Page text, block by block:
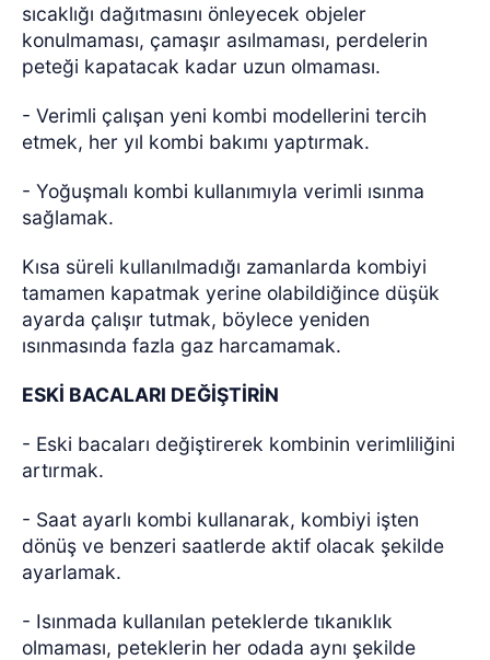
sıcaklığı dağıtmasını önleyecek objeler
konulmaması, çamaşır asılmaması, perdelerin
peteği kapatacak kadar uzun olmaması.
- Verimli çalışan yeni kombi modellerini tercih
etmek, her yıl kombi bakımı yaptırmak.
- Yoğuşmalı kombi kullanımıyla verimli ısınma
sağlamak.
Kısa süreli kullanılmadığı zamanlarda kombiyi
tamamen kapatmak yerine olabildiğince düşük
ayarda çalışır tutmak, böylece yeniden
ısınmasında fazla gaz harcamamak.
ESKİ BACALARI DEĞİŞTİRİN
- Eski bacaları değiştirerek kombinin verimliliğini
artırmak.
- Saat ayarlı kombi kullanarak, kombiyi işten
dönüş ve benzeri saatlerde aktif olacak şekilde
ayarlamak.
- Isınmada kullanılan peteklerde tıkanıklık
olmaması, peteklerin her odada aynı şekilde